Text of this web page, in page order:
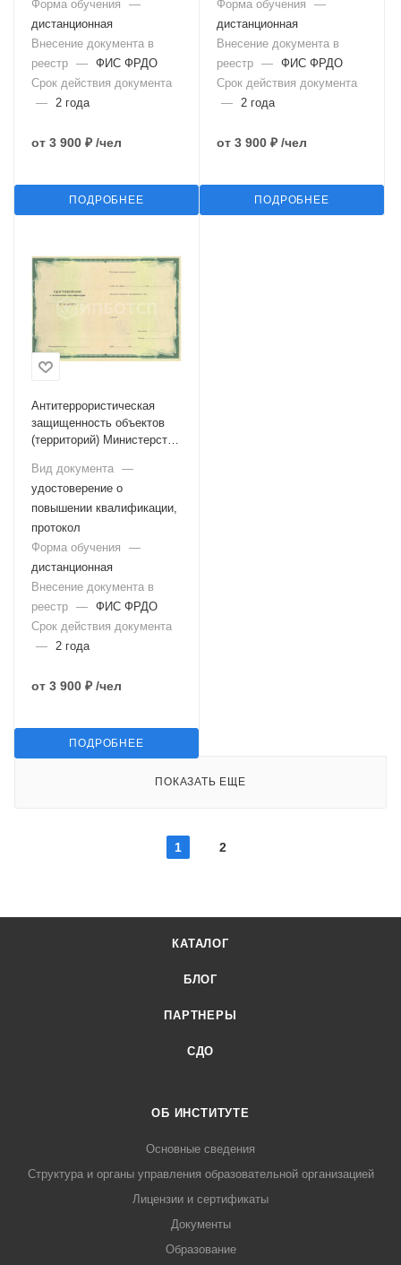
Форма обучения
—
дистанционная
Внесение документа в
реестр — ФИС ФРДО
Срок действия документа
— 2 года
от 3 900 ₽ /чел
ПОДРОБНЕЕ
Форма обучения
—
дистанционная
Внесение документа в
реестр — ФИС ФРДО
Срок действия документа
— 2 года
от 3 900 ₽ /чел
ПОДРОБНЕЕ
Антитеррористическая
защищенность объектов
(территорий) Министерства
Российской Федерации
Вид документа —
удостоверение о
повышении квалификации,
протокол
Форма обучения
—
дистанционная
Внесение документа в
реестр — ФИС ФРДО
Срок действия документа
— 2 года
от 3 900 ₽ /чел
ПОДРОБНЕЕ
ПОКАЗАТЬ ЕЩЕ
1 2
КАТАЛОГ
БЛОГ
ПАРТНЕРЫ
СДО
ОБ ИНСТИТУТЕ
Основные сведения
Структура и органы управления образовательной организацией
Лицензии и сертификаты
Документы
Образование